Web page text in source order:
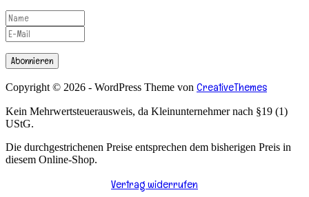
Abonnieren
Copyright © 2026 - WordPress Theme von CreativeThemes
Kein Mehrwertsteuerausweis, da Kleinunternehmer nach §19 (1)
UStG.
Die durchgestrichenen Preise entsprechen dem bisherigen Preis in
diesem Online-Shop.
Vertrag widerrufen